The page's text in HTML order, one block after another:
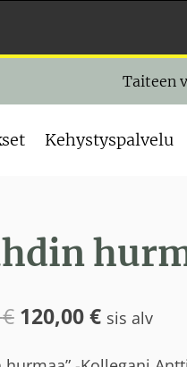
Taiteen
Kehystyspalvelu
€ Alkuperäinen
120,00€Nykyinen
sis alv